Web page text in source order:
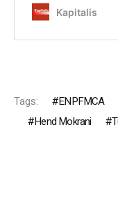
Tags: ENPFMCA
Hend Mokrani